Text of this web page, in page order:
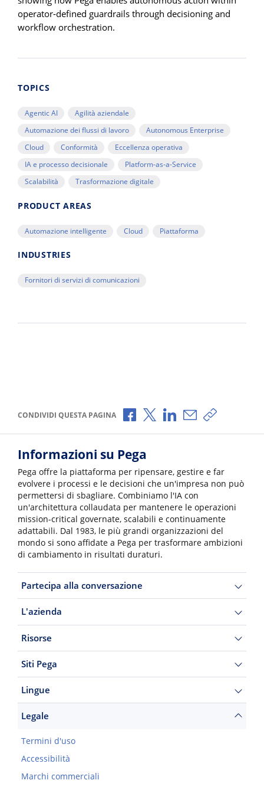
operator‑defined guardrails through decisioning and
workflow orchestration.
TOPICS
Agentic AI
Agilità aziendale
Automazione dei flussi di lavoro
Autonomous Enterprise
Cloud
Conformità
Eccellenza operativa
IA e processo decisionale
Platform-as-a-Service
Scalabilità
Trasformazione digitale
PRODUCT AREAS
Automazione intelligente Cloud Piattaforma
INDUSTRIES
Fornitori di servizi di comunicazioni
CONDIVIDI QUESTA PAGINA Condividi via Facebook
Condividi via X
Condividi via
Condividi via e-
Copia link
Informazioni su Pega
Pega offre la piattaforma per ripensare, gestire e far
evolvere i processi e le decisioni che un'impresa non può
permettersi di sbagliare. Combiniamo l'IA con
un'architettura collaudata per mantenere le operazioni
mission-critical governate, scalabili e continuamente
adattabili. Dal 1983, le più grandi organizzazioni del
mondo si sono affidate a Pega per trasformare ambizioni
di cambiamento in risultati duraturi.
Partecipa alla conversazione
L'azienda
Risorse
Siti Pega
Lingue
Legale
Termini d'uso
Accessibilità
Marchi commerciali